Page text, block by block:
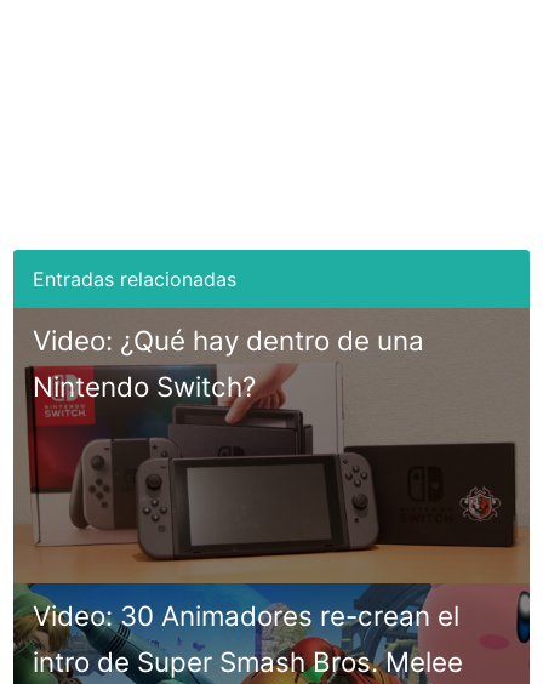
Video: ¿Qué hay dentro de una
Nintendo Switch?
Video: 30 Animadores re-crean el
intro de Super Smash Bros. Melee